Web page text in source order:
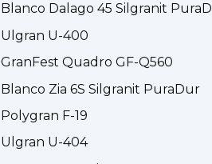
Blanco Dalago 45 Silgranit
Ulgran U-400
GranFest Quadro GF-Q560
Blanco Zia 6S Silgranit PuraDur
Polygran F-19
Ulgran U-404